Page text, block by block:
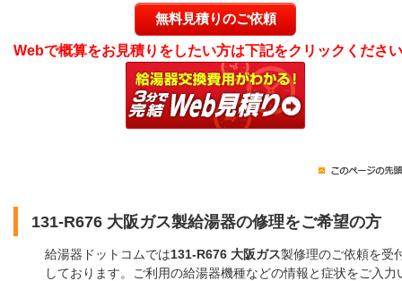
無料見積りのご依頼
Webで概算をお見積りをしたい方は下記をクリックくださ
131-R676 大阪ガス製給湯器の修理をご希望の方
給湯器ドットコムでは131-R676 大阪ガス製修理のご依頼を受
しております。ご利用の給湯器機種などの情報と症状をご入力